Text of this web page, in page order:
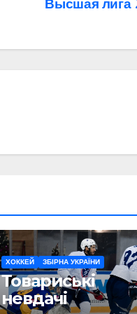
Высшая лига
ХОККЕЙ ЗБІРНА УКРАЇНИ
Товариські
невдачі